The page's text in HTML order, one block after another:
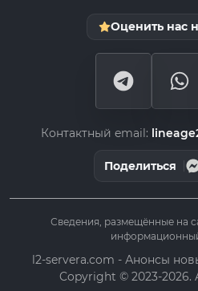
Оценить нас
Контактный email:
Поделиться
Сведения, размещённые на
l2-servera.com - Анонсы
Copyright © 2023-2026.